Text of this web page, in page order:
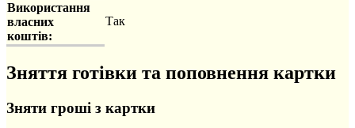
Використання
власних
коштів:
Так
Зняття готівки та поповнення картки
Зняти гроші з картки